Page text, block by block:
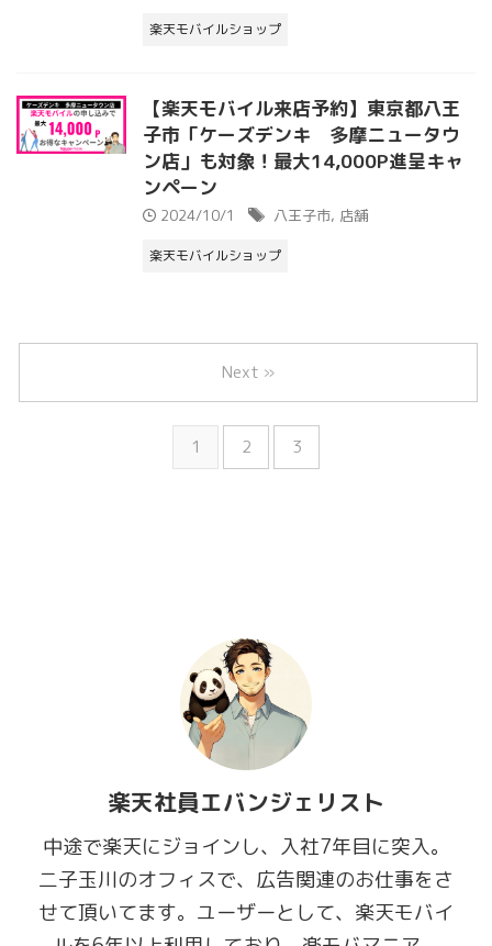
楽天モバイルショップ
【楽天モバイル来店予約】東京都八王
子市「ケーズデンキ 多摩ニュータウ
ン店」も対象！最大14,000P進呈キャ
ンペーン
2024/10/1 八王子市, 店舗
楽天モバイルショップ
1 2 3
Next »
楽天社員エバンジェリスト
中途で楽天にジョインし、入社7年目に突入。
二子玉川のオフィスで、広告関連のお仕事をさ
せて頂いてます。ユーザーとして、楽天モバイ